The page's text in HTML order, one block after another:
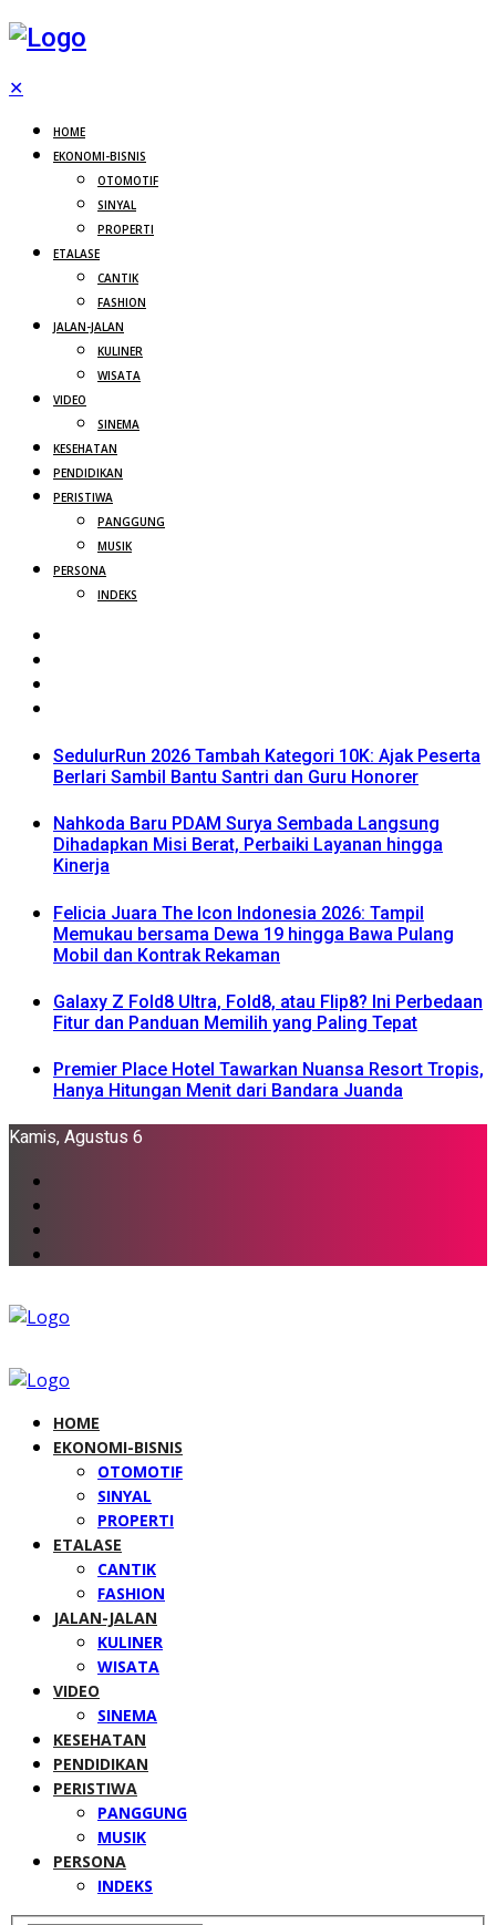
✕
HOME
EKONOMI-BISNIS
OTOMOTIF
SINYAL
PROPERTI
ETALASE
CANTIK
FASHION
JALAN-JALAN
KULINER
WISATA
VIDEO
SINEMA
KESEHATAN
PENDIDIKAN
PERISTIWA
PANGGUNG
MUSIK
PERSONA
INDEKS
SedulurRun 2026 Tambah Kategori 10K: Ajak Peserta
Berlari Sambil Bantu Santri dan Guru Honorer
Nahkoda Baru PDAM Surya Sembada Langsung
Dihadapkan Misi Berat, Perbaiki Layanan hingga
Kinerja
Felicia Juara The Icon Indonesia 2026: Tampil
Memukau bersama Dewa 19 hingga Bawa Pulang
Mobil dan Kontrak Rekaman
Galaxy Z Fold8 Ultra, Fold8, atau Flip8? Ini Perbedaan
Fitur dan Panduan Memilih yang Paling Tepat
Premier Place Hotel Tawarkan Nuansa Resort Tropis,
Hanya Hitungan Menit dari Bandara Juanda
Kamis, Agustus 6
HOME
EKONOMI-BISNIS
OTOMOTIF
SINYAL
PROPERTI
ETALASE
CANTIK
FASHION
JALAN-JALAN
KULINER
WISATA
VIDEO
SINEMA
KESEHATAN
PENDIDIKAN
PERISTIWA
PANGGUNG
MUSIK
PERSONA
INDEKS